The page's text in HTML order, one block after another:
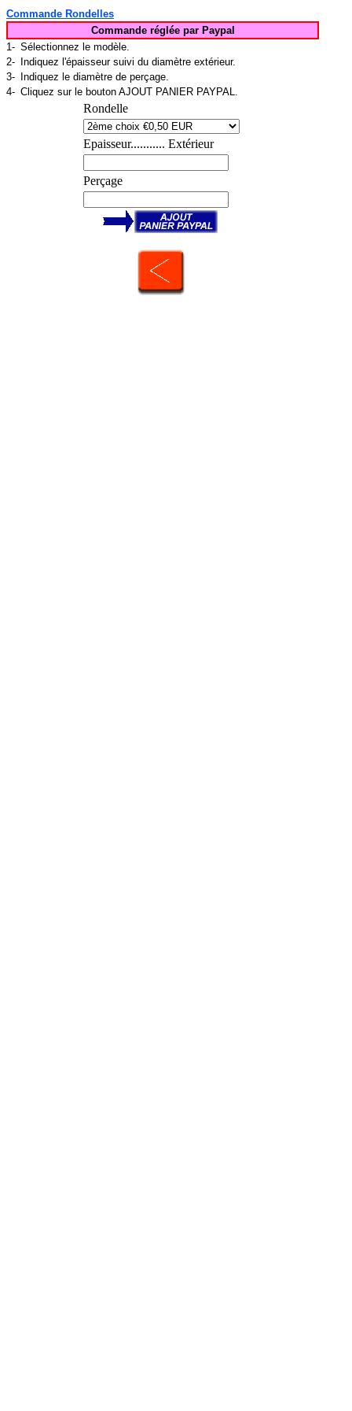
Commande Rondelles
Commande réglée par Paypal
1- Sélectionnez le modèle.
2-
Indiquez l'épaisseur suivi du diamètre extérieur.
3-
Indiquez le diamètre de perçage.
4- Cliquez sur le bouton AJOUT PANIER PAYPAL.
Rondelle
Epaisseur........... Extérieur
Perçage